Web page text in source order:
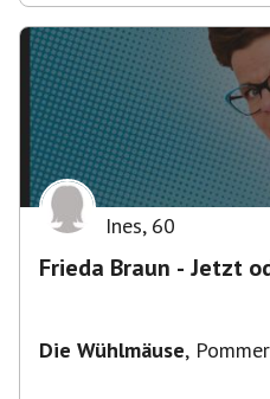
Ines, 60
Frieda Braun - Jetzt
Die Wühlmäuse,